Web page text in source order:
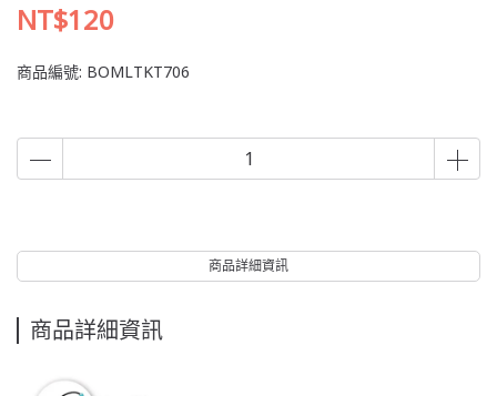
NT$120
商品編號: BOMLTKT706
商品詳細資訊
商品詳細資訊